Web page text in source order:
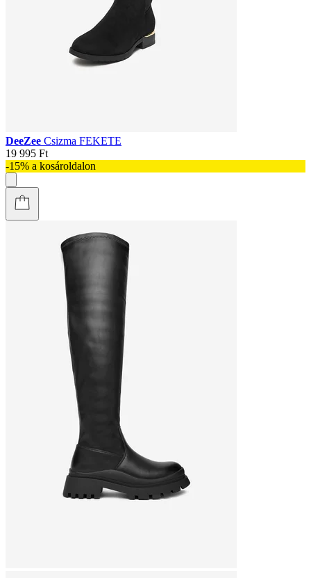
DeeZee Csizma FEKETE
19 995 Ft
-15% a kosároldalon